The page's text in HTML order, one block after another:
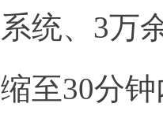
系统、3万
缩至30分